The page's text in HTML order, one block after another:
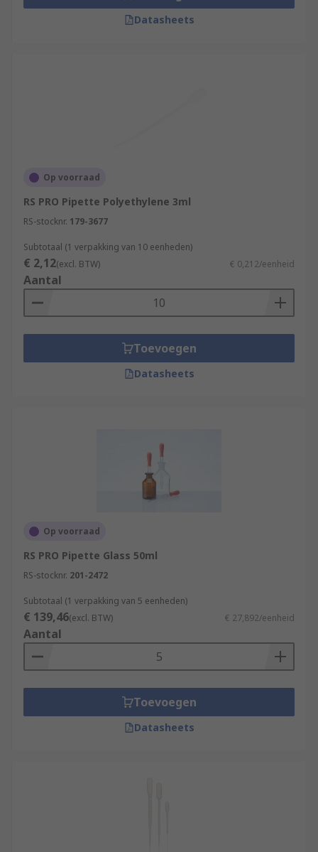
Datasheets
Op voorraad
RS PRO Pipette Polyethylene 3ml
RS-stocknr. 179-3677
Subtotaal (1 verpakking van 10 eenheden)
€ 2,12(excl. BTW) € 0,212/eenheid
Aantal
Toevoegen
Datasheets
Op voorraad
RS PRO Pipette Glass 50ml
RS-stocknr. 201-2472
Subtotaal (1 verpakking van 5 eenheden)
€ 139,46(excl. BTW) € 27,892/eenheid
Aantal
Toevoegen
Datasheets